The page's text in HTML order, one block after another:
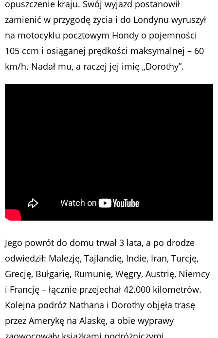
opuszczenie kraju. Swój wyjazd postanowił
zamienić w przygodę życia i do Londynu wyruszył
na motocyklu pocztowym Hondy o pojemności
105 ccm i osiąganej prędkości maksymalnej – 60
km/h. Nadał mu, a raczej jej imię „Dorothy”.
Jego powrót do domu trwał 3 lata, a po drodze
odwiedził: Malezję, Tajlandię, Indie, Iran, Turcję,
Grecję, Bułgarię, Rumunię, Węgry, Austrię, Niemcy
i Francję – łącznie przejechał 42.000 kilometrów.
Kolejna podróż Nathana i Dorothy objęła trasę
przez Amerykę na Alaskę, a obie wyprawy